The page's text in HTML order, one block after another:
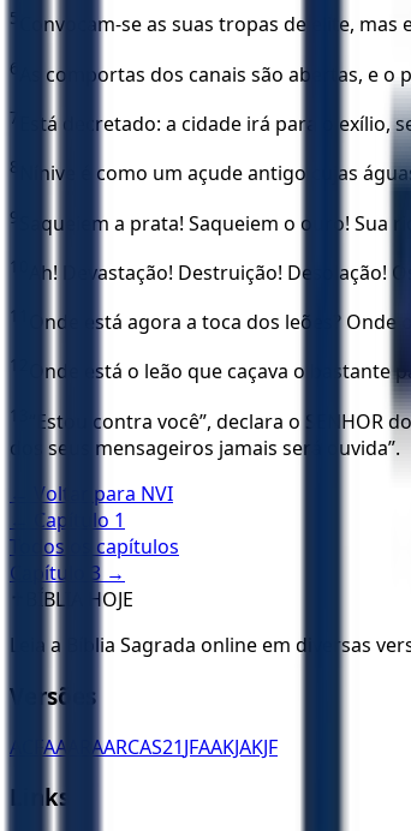
5 Convocam-se as suas tropas de elite,
6 As comportas dos canais são abertas, e o
7 Está decretado: a cidade irá para o
8 Nínive é como um açude antigo cujas
9 Saqueiem a prata! Saqueiem o ouro!
10 Ah! Devastação! Destruição!
11 Onde está agora a toca dos leões?
12 Onde está o leão que caçava o
13
“Estou contra você”, declara o
dos seus mensageiros jamais será ouvida”.
← Voltar para NVI
← Capítulo 1
Todos os capítulos
Capítulo
3 →
BÍBLIA HOJE
Leia a Bíblia Sagrada online em diversas
Versões
ACFAA ARAARCAS21JFAAKJAKJF
Links